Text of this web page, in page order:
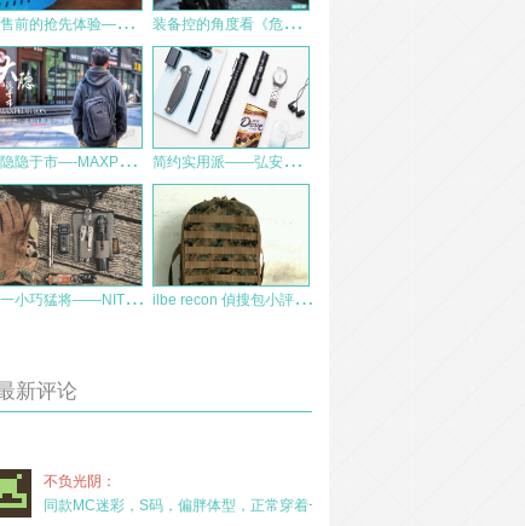
发
售前的抢先体验——SUUNTO SPARTAN SPORT WRIST HR 评测 上篇 装
备控的角度看《危机13小时》
大
隐隐于市—-MAXPEDITION隐形者系列7L单肩包评测 简
约实用派——弘安保罗新品19寸基础型轻版青锋机械棍评测
又
一小巧猛将——NITECORE TUP手电使用速评 i
lbe recon 偵搜包小評——溫故不一定知新
新评论
不负光阴：
同款MC迷彩，S码，偏胖体型，正常穿着一年半，没